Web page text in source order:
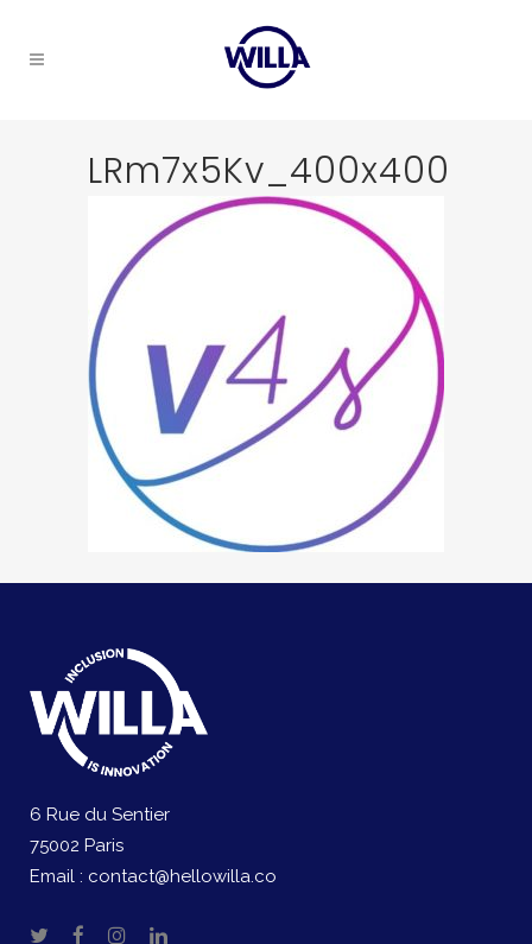
LRm7x5Kv_400x400
6 Rue du Sentier
75002 Paris
Email : contact@hellowilla.co